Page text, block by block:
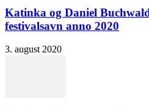
Katinka og Daniel
festivalsavn anno 2020
3. august 2020